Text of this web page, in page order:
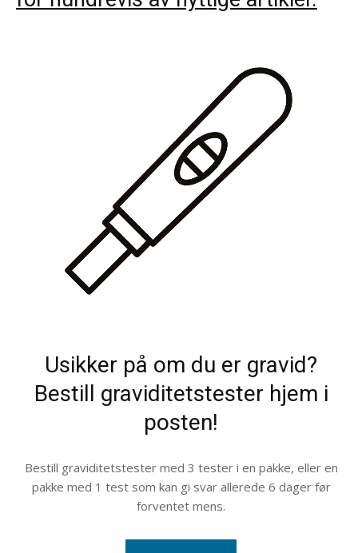
Usikker på om du er gravid?
Bestill graviditetstester hjem i
posten!
Bestill graviditetstester med 3 tester i en pakke, eller en
pakke med 1 test som kan gi svar allerede 6 dager før
forventet mens.